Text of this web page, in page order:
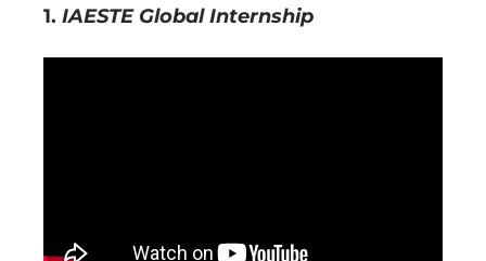
1. IAESTE Global Internship